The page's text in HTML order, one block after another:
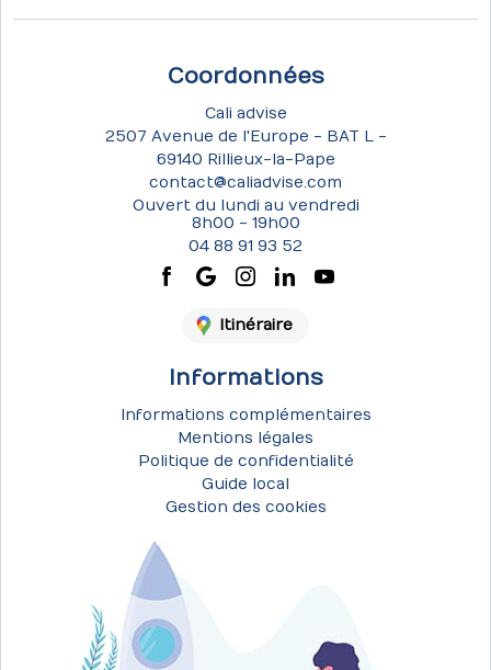
Coordonnées
Cali advise
2507 Avenue de l'Europe - BAT L -
69140 Rillieux-la-Pape
contact@caliadvise.com
Ouvert du lundi au vendredi
8h00 - 19h00
04 88 91 93 52
Itinéraire
Informations
Informations complémentaires
Mentions légales
Politique de confidentialité
Guide local
Gestion des cookies